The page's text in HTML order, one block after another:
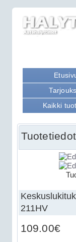
Kaikki
Tuotetiedot
211HV
109.00€